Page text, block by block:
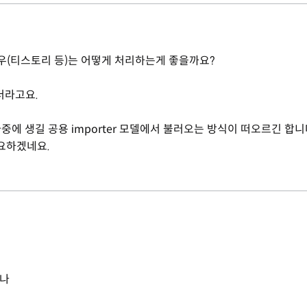
티스토리 등)는 어떻게 처리하는게 좋을까요?
라고요.
에 생길 공용 importer 모델에서 불러오는 방식이 떠오르긴 합
하겠네요.